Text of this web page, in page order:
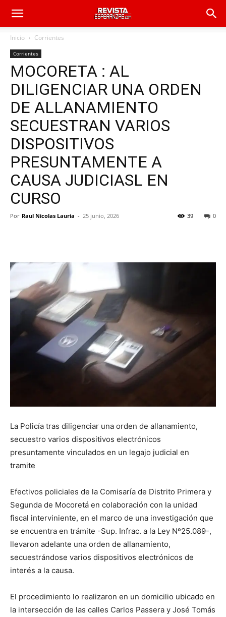
Inicio Corrientes
Corrientes
MOCORETA : AL
DILIGENCIAR UNA ORDEN
DE ALLANAMIENTO
SECUESTRAN VARIOS
DISPOSITIVOS
PRESUNTAMENTE A
CAUSA JUDICIASL EN
CURSO
Por Raul Nicolas Lauria - 25 junio, 2026 0
39
La Policía tras diligenciar una orden de allanamiento,
secuestro varios dispositivos electrónicos
presuntamente vinculados en un legajo judicial en
tramite
Efectivos policiales de la Comisaría de Distrito Primera y
Segunda de Mocoretá en colaboración con la unidad
fiscal interviniente, en el marco de una investigación que
se encuentra en trámite -Sup. Infrac. a la Ley Nº25.089-,
llevaron adelante una orden de allanamiento,
secuestrándose varios dispositivos electrónicos de
interés a la causa.
El procedimiento lo realizaron en un domicilio ubicado en
la intersección de las calles Carlos Passera y José Tomás